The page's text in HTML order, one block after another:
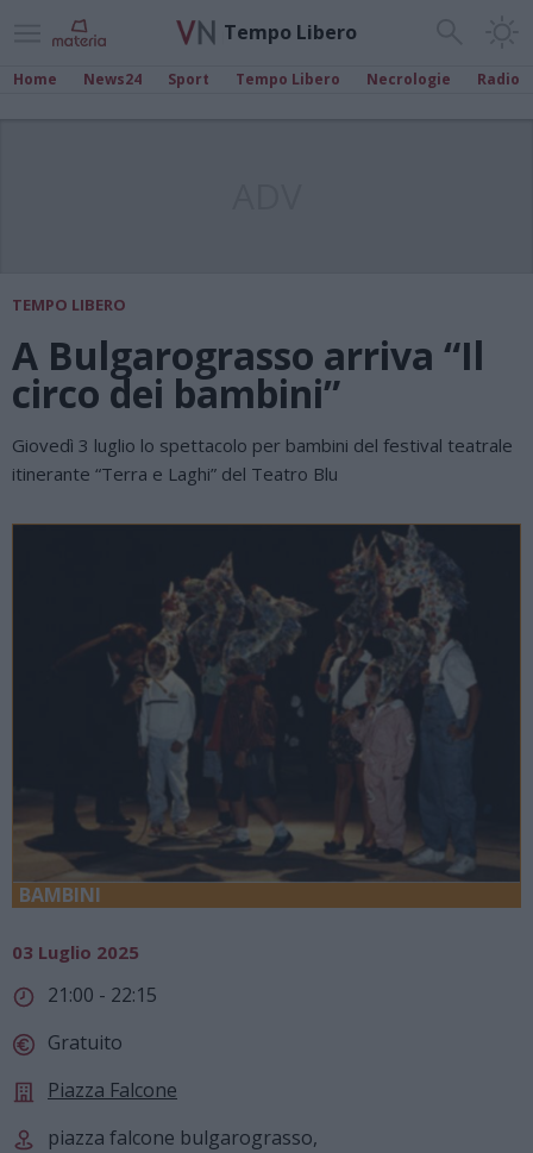
Tempo Libero
Home News24 Sport Tempo Libero Necrologie Radio
TEMPO LIBERO
A Bulgarograsso arriva “Il
circo dei bambini”
Giovedì 3 luglio lo spettacolo per bambini del festival teatrale
itinerante “Terra e Laghi” del Teatro Blu
BAMBINI
03 Luglio 2025
21:00 - 22:15
Gratuito
Piazza Falcone
piazza falcone bulgarograsso,